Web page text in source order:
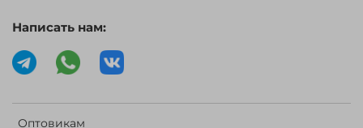
Оптовикам
Написать нам: